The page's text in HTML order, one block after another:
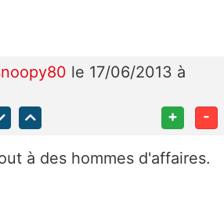
le 17/06/2013 à
+ -
à des hommes d'affaires.